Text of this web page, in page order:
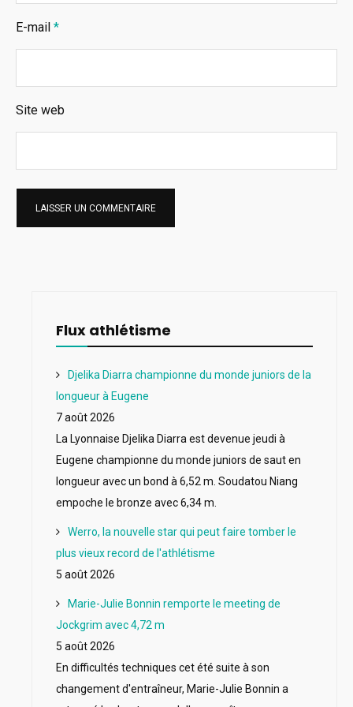
E-mail *
Site web
Flux athlétisme
Djelika Diarra championne du monde juniors de la
longueur à Eugene
7 août 2026
La Lyonnaise Djelika Diarra est devenue jeudi à
Eugene championne du monde juniors de saut en
longueur avec un bond à 6,52 m. Soudatou Niang
empoche le bronze avec 6,34 m.
Werro, la nouvelle star qui peut faire tomber le
plus vieux record de l'athlétisme
5 août 2026
Marie-Julie Bonnin remporte le meeting de
Jockgrim avec 4,72 m
5 août 2026
En difficultés techniques cet été suite à son
changement d'entraîneur, Marie-Julie Bonnin a